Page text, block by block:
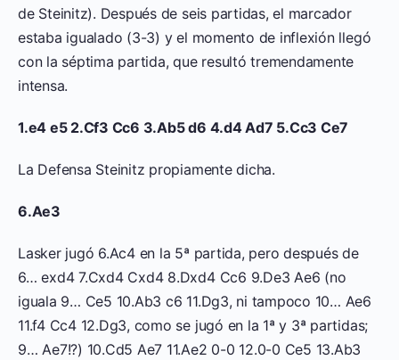
de Steinitz). Después de seis partidas, el marcador
estaba igualado (3-3) y el momento de inflexión llegó
con la séptima partida, que resultó tremendamente
intensa.
1.e4 e5 2.Cf3 Cc6 3.Ab5 d6 4.d4 Ad7 5.Cc3 Ce7
La Defensa Steinitz propiamente dicha.
6.Ae3
Lasker jugó 6.Ac4 en la 5ª partida, pero después de
6… exd4 7.Cxd4 Cxd4 8.Dxd4 Cc6 9.De3 Ae6 (no
iguala 9… Ce5 10.Ab3 c6 11.Dg3, ni tampoco 10… Ae6
11.f4 Cc4 12.Dg3, como se jugó en la 1ª y 3ª partidas;
9… Ae7!?) 10.Cd5 Ae7 11.Ae2 0-0 12.0-0 Ce5 13.Ab3